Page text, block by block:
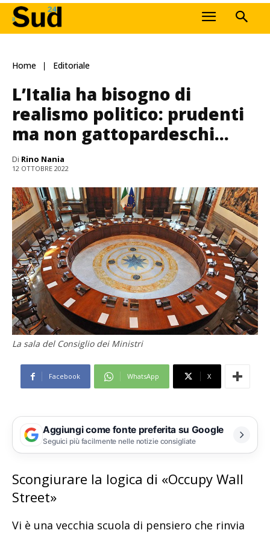
Home Editoriale
L’Italia ha bisogno di
realismo politico: prudenti
ma non gattopardeschi…
Di Rino Nania
12 OTTOBRE 2022
La sala del Consiglio dei Ministri
Facebook WhatsApp X
Aggiungi come fonte preferita su Google
Seguici più facilmente nelle notizie consigliate
Scongiurare la logica di «Occupy Wall
Street»
Vi è una vecchia scuola di pensiero che rinvia